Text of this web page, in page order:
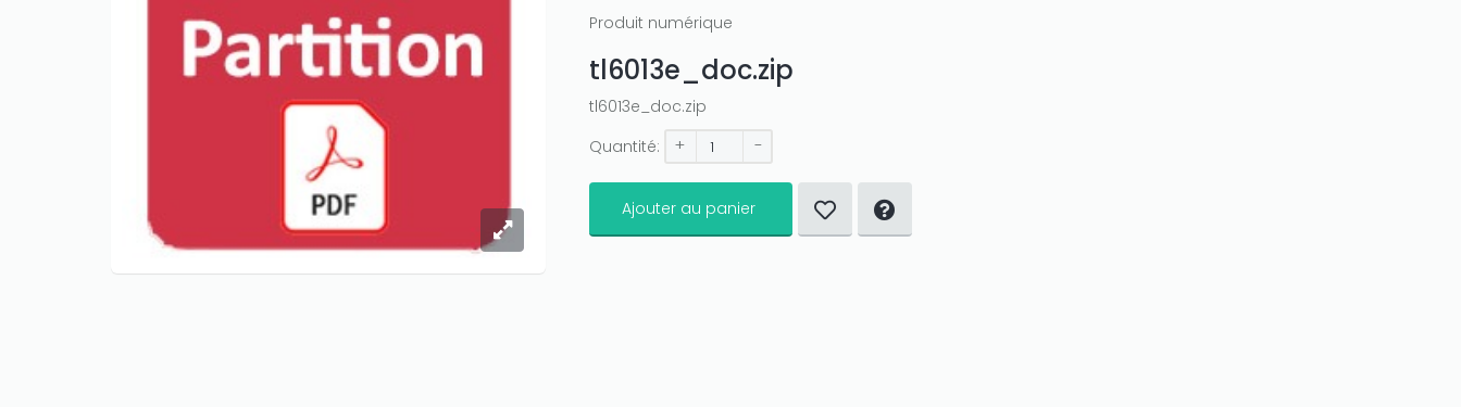
Produit numérique
tl6013e_doc.zip
tl6013e_doc.zip
Quantité:
+ -
Ajouter au panier